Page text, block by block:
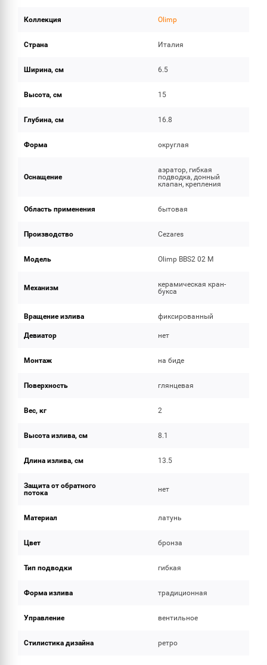
Коллекция Olimp
Страна Италия
Ширина, см 6.5
Высота, см 15
Глубина, см 16.8
Форма округлая
Оснащение
аэратор, гибкая
подводка, донный
клапан, крепления
Область применения бытовая
Производство Cezares
Модель Olimp BBS2 02 M
Механизм
керамическая кран-
букса
Вращение излива фиксированный
Девиатор нет
Монтаж на биде
Поверхность глянцевая
Вес, кг 2
Высота излива, см 8.1
Длина излива, см 13.5
Защита от обратного
потока
нет
Материал латунь
Цвет бронза
Тип подводки гибкая
Форма излива традиционная
Управление вентильное
Стилистика дизайна ретро